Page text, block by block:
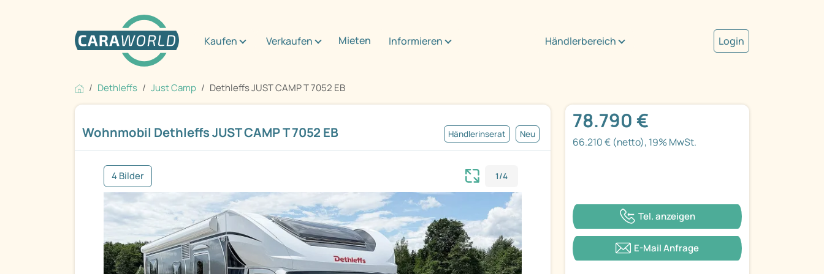
Kaufen Verkaufen Mieten Informieren Händlerbereich Login
Dethleffs Just Camp Dethleffs JUST CAMP T 7052 EB
Wohnmobil Dethleffs JUST CAMP T 7052 EB Händlerinserat Neu
4 Bilder 1/4
78.790 €
66.210 € (netto), 19% MwSt.
Tel. anzeigen
E-Mail Anfrage